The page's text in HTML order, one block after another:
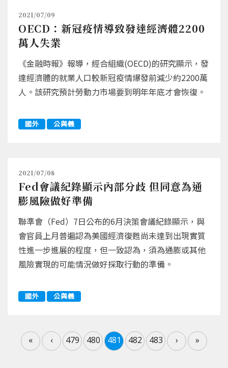
2021/07/09
OECD：新冠疫情導致發達經濟體2200
萬人失業
《金融時報》報導，經合組織(OECD)的研究顯示，發
達經濟體的就業人口較新冠疫情爆發前減少約2200萬
人。該研究預計勞動力市場要到明年年底才會恢復。
國外 公與義
2021/07/08
Fed會議紀錄顯示內部分歧 但同意為通
膨風險做好準備
聯準會（Fed）7日公布的6月決策會議紀錄顯示，與
會官員上月普遍認為美國經濟復甦尚未達到出現實質
性進一步進展的程度，但一致認為，須為通膨或其他
風險實現的可能情況做好採取行動的準備。
國外 公與義
« ‹ 479 480 481 482 483 › »